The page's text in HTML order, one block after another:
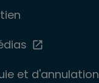
et d'annulation